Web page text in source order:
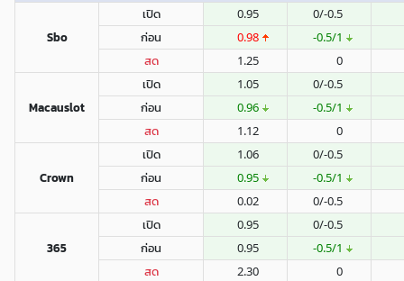
Sbo
เปิด 0.95 0/-0.5
ก่อน 0.98 -0.5/1
สด 1.25 0
Macauslot
เปิด 1.05 0/-0.5
ก่อน 0.96 -0.5/1
สด 1.12 0
Crown
เปิด 1.06 0/-0.5
ก่อน 0.95 -0.5/1
สด 0.02 0/-0.5
365
เปิด 0.95 0/-0.5
ก่อน 0.95 -0.5/1
สด 2.30 0